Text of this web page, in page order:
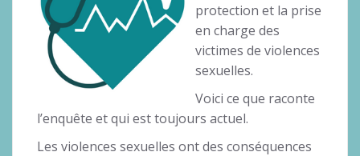
protection et la prise
en charge des
victimes de violences
sexuelles.
Voici ce que raconte
l’enquête et qui est toujours actuel.
Les violences sexuelles ont des conséquences